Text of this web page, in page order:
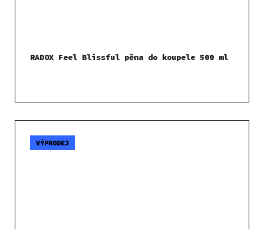
RADOX Feel Blissful pěna do koupele 500 ml
VÝPRODEJ